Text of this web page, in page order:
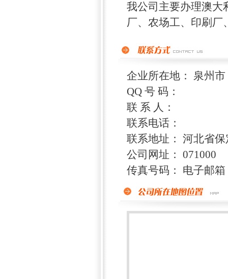
我公司主要办理澳大
厂、农场工、印刷厂
企业所在地： 泉州市
QQ 号 码：
联 系 人：
联系电话：
联系地址： 河北省
公司网址： 071000
传真号码： 电子邮箱